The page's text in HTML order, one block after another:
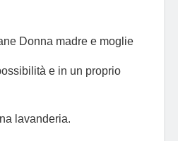
Donna madre e moglie
e in un proprio
lavanderia.